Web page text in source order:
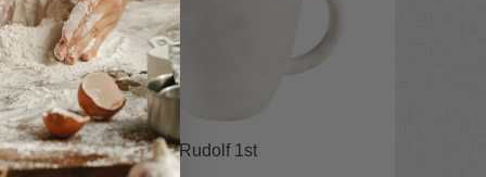
Jul-mugg Rudolf 1st